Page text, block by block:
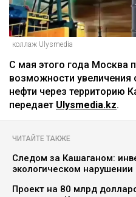
коллаж Ulysmedia
С мая этого года Москва
возможности увеличения
нефти через территорию
передает Ulysmedia.kz.
ЧИТАЙТЕ ТАКЖЕ
Следом за Кашаганом:
экологическом нарушении
Проект на 80 млрд